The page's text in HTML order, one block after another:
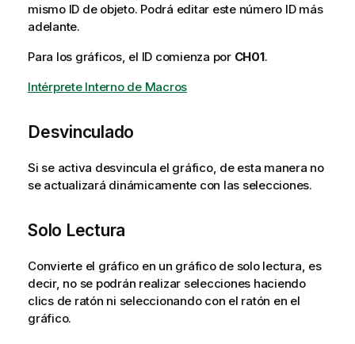
mismo ID de objeto. Podrá editar este número ID más
adelante.
Para los gráficos, el ID comienza por CH01.
Intérprete Interno de Macros
Desvinculado
Si se activa desvincula el gráfico, de esta manera no
se actualizará dinámicamente con las selecciones.
Solo Lectura
Convierte el gráfico en un gráfico de solo lectura, es
decir, no se podrán realizar selecciones haciendo
clics de ratón ni seleccionando con el ratón en el
gráfico.